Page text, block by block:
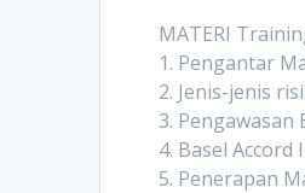
MATERI
1. Pengantar
2. Jenis-jenis
3. Pengawasan
4. Basel Accord
5. Penerapan